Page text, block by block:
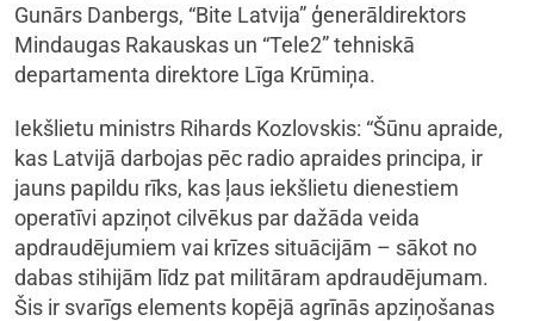
Gunārs Danbergs, “Bite Latvija” ģenerāldirektors
Mindaugas Rakauskas un “Tele2” tehniskā
departamenta direktore Līga Krūmiņa.
Iekšlietu ministrs Rihards Kozlovskis: “Šūnu apraide,
kas Latvijā darbojas pēc radio apraides principa, ir
jauns papildu rīks, kas ļaus iekšlietu dienestiem
operatīvi apziņot cilvēkus par dažāda veida
apdraudējumiem vai krīzes situācijām – sākot no
dabas stihijām līdz pat militāram apdraudējumam.
Šis ir svarīgs elements kopējā agrīnās apziņošanas